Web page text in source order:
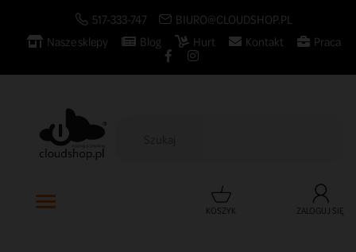
517-333-747
BIURO@CLOUDSHOP.PL
Nasze sklepy
Blog Hurt Kontakt Praca
KOSZYK ZALOGUJ SIĘ